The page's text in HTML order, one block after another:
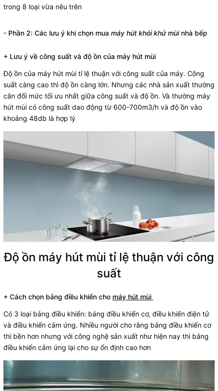
trong 8 loại vừa nêu trên
- Phần 2: Các lưu ý khi chọn mua máy hút khói khử mùinhà bếp
+ Lưu ý về công suất và độ ồn của máy hút mùi
Độ ồn của máy hút mùi tỉ lệ thuận với công suất của máy. Công
suất càng cao thì độ ồn càng lớn. Nhưng các nhà sản xuất thường
cân đối mức tối ưu nhất giữa công suất và độ ồn. Và thường máy
hút mùi có công suất dao động từ 600-700m3/h và độ ồn vào
khoảng 48db là hợp lý
Độ ồn máy hút mùi tỉ lệ thuận với công
suất
+ Cách chọn bảng điều khiển cho máy hút mùi
Có 3 loại bảng điều khiển: bảng điều khiển cơ, điều khiển điện tử
và điều khiển cảm ứng. Nhiều người cho rằng bảng điều khiển cơ
thì bền hơn nhưng với công nghệ sản xuất như hiện nay thì bảng
điều khiển cảm ứng lại cho sự ổn định cao hơn